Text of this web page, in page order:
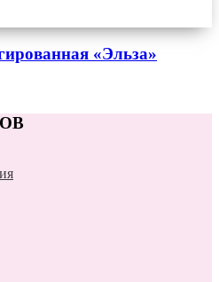
«Эльза»